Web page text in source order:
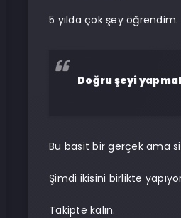
5 yılda çok şey
Doğru şeyi
Bu basit bir gerçek ama
Şimdi ikisini birlikte
Takipte kalın.